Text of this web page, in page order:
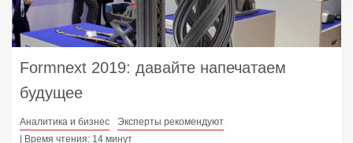
Formnext 2019: давайте напечатаем
будущее
Аналитика и бизнес
Эксперты рекомендуют
| Время чтения: 14 минут